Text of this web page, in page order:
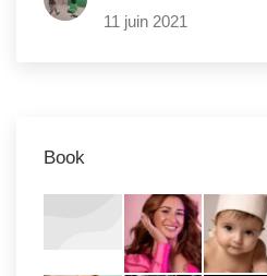
11 juin 2021
Book